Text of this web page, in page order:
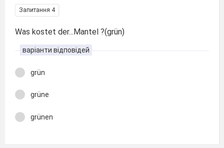
Запитання 4
Was kostet der...Mantel ?(grün)
варіанти відповідей
grün
grüne
grünen